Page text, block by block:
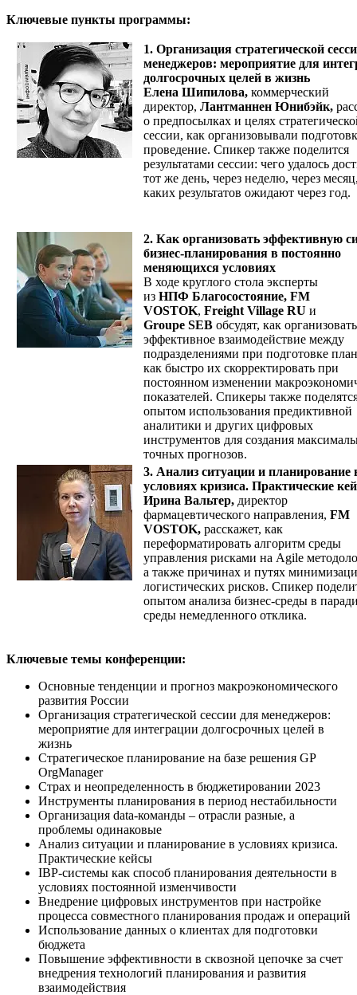
Ключевые пункты программы:
1. Организация стратегической
менеджеров: мероприятие для
долгосрочных целей в жизнь
Елена Шипилова, коммерческий
директор, Лантманнен Юнибэйк,
о предпосылках и целях
сессии, как организовывали
проведение. Спикер также поделится
результатами сессии: чего удалось
тот же день, через неделю, через
каких результатов ожидают через год.
2. Как организовать эффективную
бизнес-планирования в постоянно
меняющихся условиях
В ходе круглого стола эксперты
из НПФ Благосостояние, FM
VOSTOK, Freight Village RU и
Groupe SEB обсудят, как организовать
эффективное взаимодействие между
подразделениями при подготовке
как быстро их скорректировать при
постоянном изменении
показателей. Спикеры также
опытом использования предиктивной
аналитики и других цифровых
инструментов для создания
точных прогнозов.
3. Анализ ситуации и планирование
условиях кризиса. Практические
Ирина Вальтер, директор
фармацевтического направления, FM
VOSTOK, расскажет, как
переформатировать алгоритм среды
управления рисками на Agile
а также причинах и путях
логистических рисков. Спикер
опытом анализа бизнес-среды в
среды немедленного отклика.
Ключевые темы конференции:
Основные тенденции и прогноз макроэкономического
развития России
Организация стратегической сессии для менеджеров:
мероприятие для интеграции долгосрочных целей в
жизнь
Стратегическое планирование на базе решения GP
OrgManager
Страх и неопределенность в бюджетировании 2023
Инструменты планирования в период нестабильности
Организация data-команды – отрасли разные, а
проблемы одинаковые
Анализ ситуации и планирование в условиях кризиса.
Практические кейсы
IBP-системы как способ планирования деятельности в
условиях постоянной изменчивости
Внедрение цифровых инструментов при настройке
процесса совместного планирования продаж и операций
Использование данных о клиентах для подготовки
бюджета
Повышение эффективности в сквозной цепочке за счет
внедрения технологий планирования и развития
взаимодействия